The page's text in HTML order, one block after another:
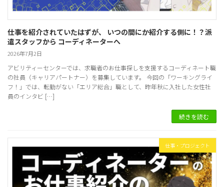
仕事を紹介されていたはずが、 いつの間にか紹介する側に！？派
遣スタッフから コーディネーターへ
2026年7月2日
アビリティーセンターでは、求職者のお仕事探しを支援するコーディネート職
の社員（キャリアパートナー）を募集しています。 今回の「ワーキングライ
フ！」では、転勤がない「エリア総合」職として、昨年秋に入社した女性社
員のインタビ […]
続きを読む
仕事・プロジェクト